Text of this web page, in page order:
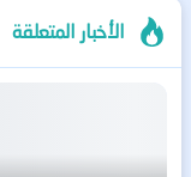
الأخبار المتعلقة